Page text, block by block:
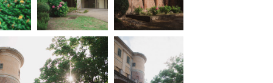
d’Arte
Venezia
Film Festival
di Roma
Festival